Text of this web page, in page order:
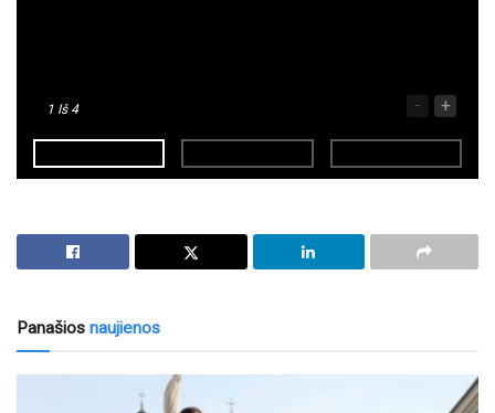
1 Iš 4 - +
Panašios naujienos